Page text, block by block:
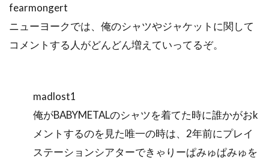
fearmongert
ニューヨークでは、俺のシャツやジャケットに関して
コメントする人がどんどん増えていってるぞ。
madlost1
俺がBABYMETALのシャツを着てた時に誰かがおk
メントするのを見た唯一の時は、2年前にプレイ
ステーションシアターできゃりーぱみゅぱみゅを